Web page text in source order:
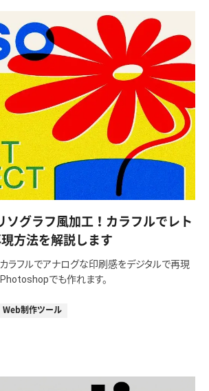
グラフ風加工！カラフルでレト
方法を解説します
カラフルでアナログな印刷感をデジタルで再現
でも作れます。
Web制作ツール